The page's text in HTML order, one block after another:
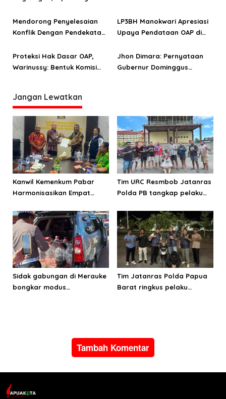
Tanah Papua
Mendorong Penyelesaian
Konflik Dengan Pendekatan
LP3BH Manokwari Apresiasi
Upaya Pendataan OAP di
Proteksi Hak Dasar OAP,
Warinussy: Bentuk Komisi
Jhon Dimara: Pernyataan
Gubernur Dominggus
Jangan Lewatkan
Kanwil Kemenkum Pabar
Harmonisasikan Empat
Wondama
Tim URC Resmbob Jatanras
Polda PB tangkap pelaku
Sidak gabungan di Merauke
bongkar modus
Tim Jatanras Polda Papua
Barat ringkus pelaku
Tambah Komentar